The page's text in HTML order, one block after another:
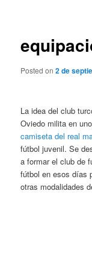
Posted on2 de
La idea del club
Oviedo milita en
camiseta del real
fútbol juvenil. Se
a formar el club de
fútbol en esos días
otras modalidades